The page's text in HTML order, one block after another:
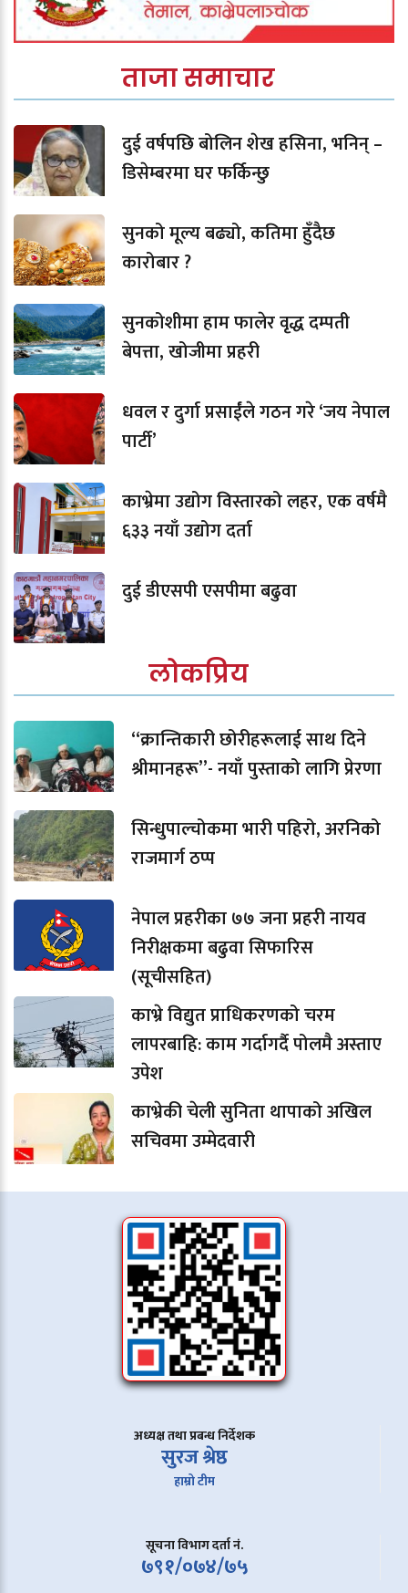
ताजा समाचार
दुई वर्षपछि बोलिन शेख हसिना, भनिन् –
डिसेम्बरमा घर फर्किन्छु
सुनको मूल्य बढ्यो, कतिमा हुँदैछ
कारोबार ?
सुनकोशीमा हाम फालेर वृद्ध दम्पती
बेपत्ता, खोजीमा प्रहरी
धवल र दुर्गा प्रसाईंले गठन गरे ‘जय नेपाल
पार्टी’
काभ्रेमा उद्योग विस्तारको लहर, एक वर्षमै
६३३ नयाँ उद्योग दर्ता
दुई डीएसपी एसपीमा बढुवा
लोकप्रिय
“क्रान्तिकारी छोरीहरूलाई साथ दिने
श्रीमानहरू”- नयाँ पुस्ताको लागि प्रेरणा
सिन्धुपाल्चोकमा भारी पहिरो, अरनिको
राजमार्ग ठप्प
नेपाल प्रहरीका ७७ जना प्रहरी नायव
निरीक्षकमा बढुवा सिफारिस
(सूचीसहित)
काभ्रे विद्युत प्राधिकरणको चरम
लापरबाहि: काम गर्दागर्दै पोलमै अस्ताए
उपेश
काभ्रेकी चेली सुनिता थापाको अखिल
सचिवमा उम्मेदवारी
अध्यक्ष तथा प्रबन्ध निर्देशक
सुरज श्रेष्ठ
हाम्रो टीम
सूचना विभाग दर्ता नं.
७९१/०७४/७५